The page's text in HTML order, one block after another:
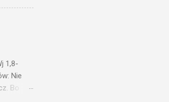
i tego, co
1,8-
Nie
Bo